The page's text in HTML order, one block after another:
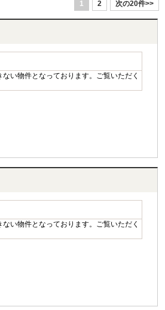
1 2 次の20件>>
い物件となっております。ご覧いただく
い物件となっております。ご覧いただく